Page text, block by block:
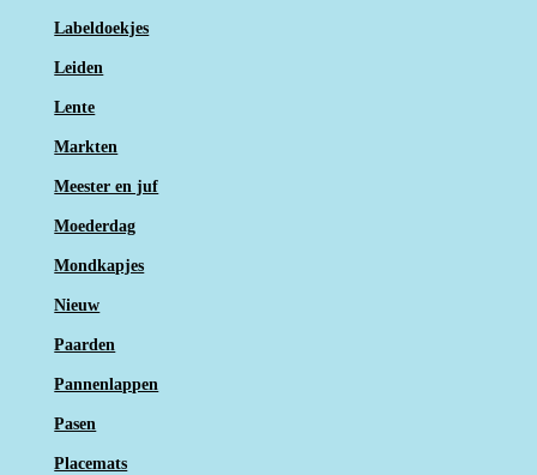
Labeldoekjes
Leiden
Lente
Markten
Meester en juf
Moederdag
Mondkapjes
Nieuw
Paarden
Pannenlappen
Pasen
Placemats